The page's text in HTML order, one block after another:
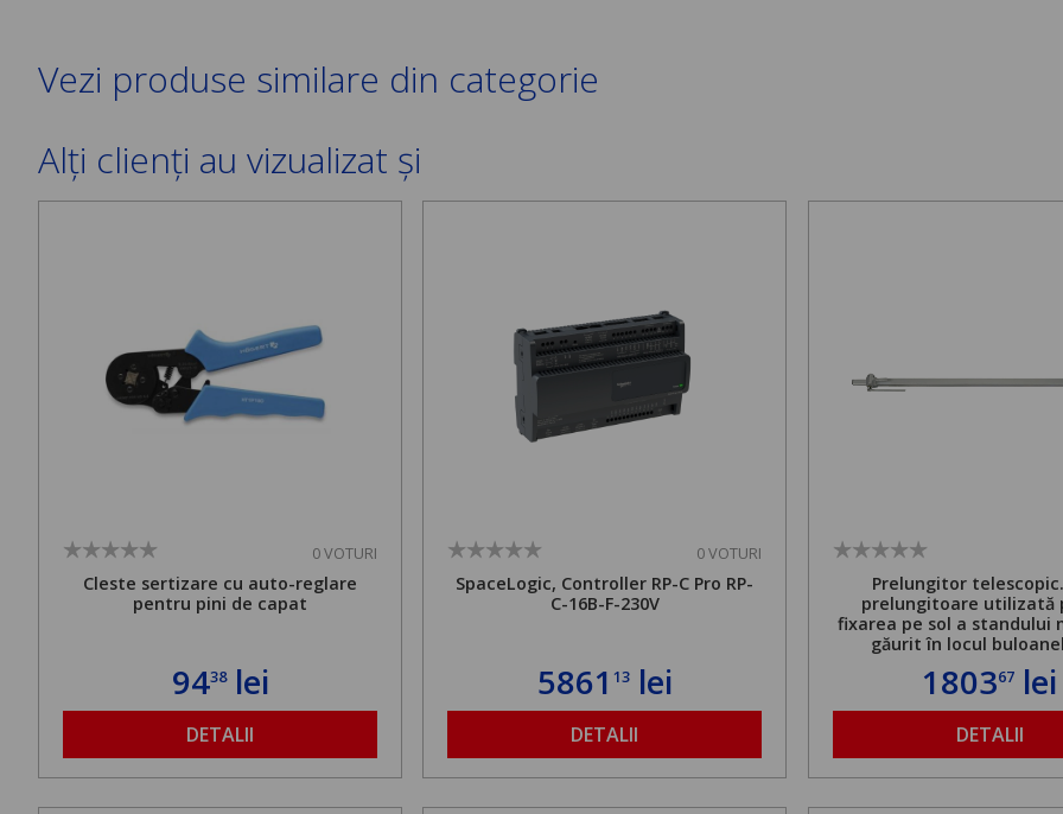
Vezi produse similare din categorie
Alți clienți au vizualizat și
0 VOTURI
Cleste sertizare cu auto-reglare
pentru pini de capat
9438lei
DETALII
0 VOTURI
SpaceLogic, Controller RP-C Pro RP-
C-16B-F-230V
5861 13lei
DETALII
Prelungitor
prelungitoare utilizată
fixarea pe sol a standului
găurit în locul
ancorare. Greutate
de 500 kg și înălțime
180367 lei
DETALII